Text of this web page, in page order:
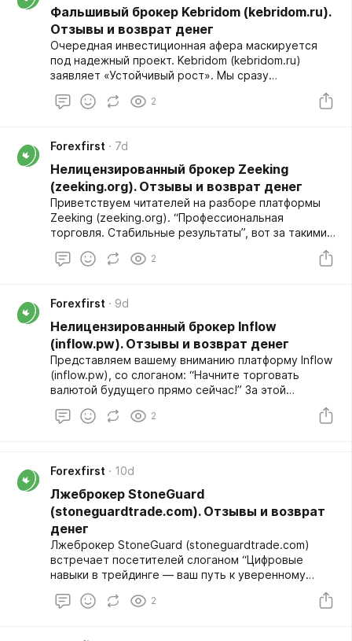
нами обман. Полный обзор:
https://forexfirst.org/company/moshennicheskij-
broker-gold-invest/
Фальшивый брокер Kebridom (kebridom.ru).
Отзывы и возврат денег
Очередная инвестиционная афера маскируется
под надежный проект. Kebridom (kebridom.ru)
заявляет «Устойчивый рост». Мы сразу
реальных пользователей уже появляются на
очередную мошенническую платформу для
выкачивания денег. Полный обзор:
https://forexfirst.org/company/falshivyj-broker-
kebridom/
2
Forexfirst 7d
Нелицензированный брокер Zeeking
(zeeking.org). Отзывы и возврат денег
Приветствуем читателей на разборе платформы
Zeeking (zeeking.org). “Профессиональная
торговля. Стабильные результаты”, вот за такими
мошенническая платформа, созданная
сети наглядно демонстрируют, что перед нами
обыкновенный скам-проект, не имеющий ничего
общего с реальными финансовыми рынками.
Полный обзор:
https://forexfirst.org/company/neliczenzirovannyj-
broker-zeeking/
2
Forexfirst 9d
Нелицензированный брокер Inflow
(inflow.pw). Отзывы и возврат денег
Представляем вашему вниманию платформу Inflow
(inflow.pw), со слоганом: “Начните торговать
валютой будущего прямо сейчас!” За этой
созданный для выкачивания сбережений у людей.
ресурса. Перед нами дешевый скам-проект,
который не собирается выполнять свои обещания.
Полный обзор:
https://forexfirst.org/company/neliczenzirovannyj-
broker-inflow/
2
Forexfirst 10d
Лжеброкер StoneGuard
(stoneguardtrade.com). Отзывы и возврат
денег
Лжеброкер StoneGuard (stoneguardtrade.com)
встречает посетителей слоганом “Цифровые
навыки в трейдинге — ваш путь к уверенному
образовательной платформы. Однако за громкими
2